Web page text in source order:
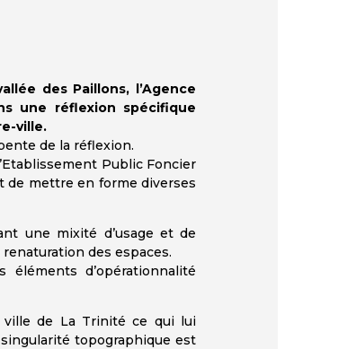
des Paillons, l’Agence
une réflexion spécifique
ville.
de la réflexion.
Public Foncier
de mettre en forme diverses
une mixité d’usage et de
des espaces.
éléments d’opérationnalité
de La Trinité ce qui lui
topographique est